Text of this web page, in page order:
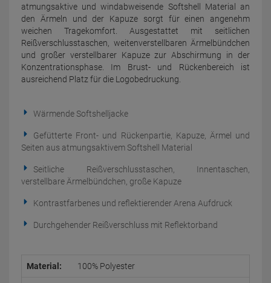
atmungsaktive und windabweisende Softshell Material an
den Ärmeln und der Kapuze sorgt für einen angenehm
weichen Tragekomfort. Ausgestattet mit seitlichen
Reißverschlusstaschen, weitenverstellbaren Ärmelbündchen
und großer verstellbarer Kapuze zur Abschirmung in der
Konzentrationsphase. Im Brust- und Rückenbereich ist
ausreichend Platz für die Logobedruckung.
Wärmende Softshelljacke
Gefütterte Front- und Rückenpartie, Kapuze, Ärmel und
Seiten aus atmungsaktivem Softshell Material
Seitliche Reißverschlusstaschen, Innentaschen,
verstellbare Ärmelbündchen, große Kapuze
Kontrastfarbenes und reflektierender Arena Aufdruck
Durchgehender Reißverschluss mit Reflektorband
Material: 100% Polyester